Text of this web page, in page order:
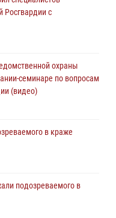
Росгвардии с
охраны
семинаре по вопросам
(видео)
в краже
подозреваемого в